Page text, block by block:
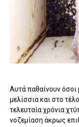
Αυτά παθαίνουν όσοι
μελίσσια και στο
τελευταία χρόνια
νοζεμίαση άκρως